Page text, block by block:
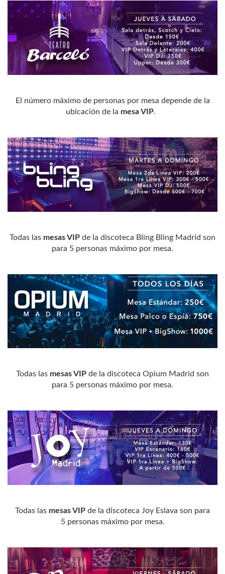
El número máximo de personas por mesa depende de la
ubicación de la mesa VIP.
Todas las mesas VIP de la discoteca Bling Bling Madrid son
para 5 personas máximo por mesa.
Todas las mesas VIP de la discoteca Opium Madrid son
para 5 personas máximo por mesa.
Todas las mesas VIP de la discoteca Joy Eslava son para
5 personas máximo por mesa.